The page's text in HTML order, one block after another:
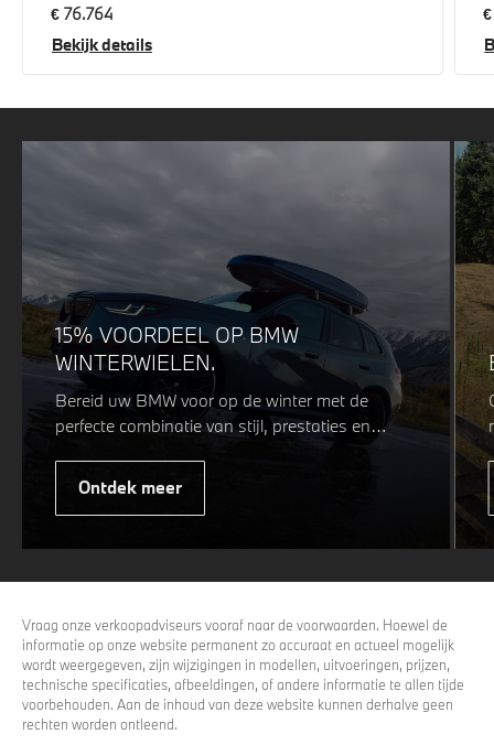
€ 76.764
Bekijk details
15% VOORDEEL OP BMW
WINTERWIELEN.
Bereid uw BMW voor op de winter met de
perfecte combinatie van stijl, prestaties en
veiligheid. Of u nu kiest voor een sportieve of
elegante look, onze winterwielen zijn
ontworpen om uw rijervaring te optimaliseren,
weersomstandigheden. Profiteer nu van15%
voordeel.
Ontdek meer
Vraag onze verkoopadviseurs vooraf naar de voorwaarden. Hoewel de
informatie op onze website permanent zo accuraat en actueel mogelijk
wordt weergegeven, zijn wijzigingen in modellen, uitvoeringen, prijzen,
technische specificaties, afbeeldingen, of andere informatie te allen tijde
voorbehouden. Aan de inhoud van deze website kunnen derhalve geen
rechten worden ontleend.